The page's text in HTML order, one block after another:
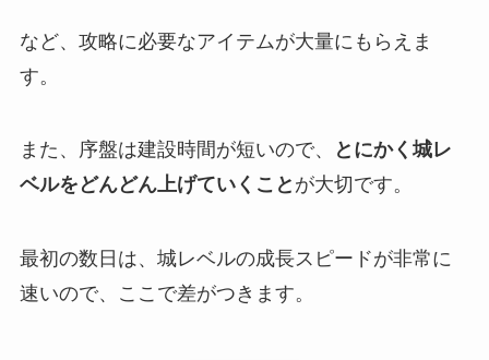
など、攻略に必要なアイテムが大量にもらえま
す。
また、序盤は建設時間が短いので、
とにかく城レ
ベルをどんどん上げていくこと が大切です。
最初の数日は、城レベルの成長スピードが非常に
速いので、ここで差がつきます。